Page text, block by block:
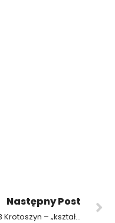
Następny Post
ZSP3 Krotoszyn – „kształcimy fachowców w wielu zawodach”